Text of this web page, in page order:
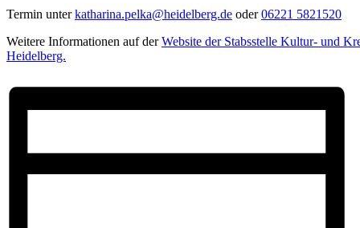
Termin unterkatharina.pelka@heidelberg.de oder06221 5821520
Weitere Informationen auf derWebsite der Stabsstelle Kultur- und
Heidelberg.